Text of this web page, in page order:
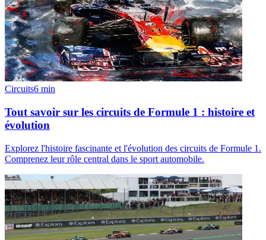
Circuits6 min
Tout savoir sur les circuits de Formule 1 : histoire et
évolution
Explorez l'histoire fascinante et l'évolution des circuits de Formule 1.
Comprenez leur rôle central dans le sport automobile.